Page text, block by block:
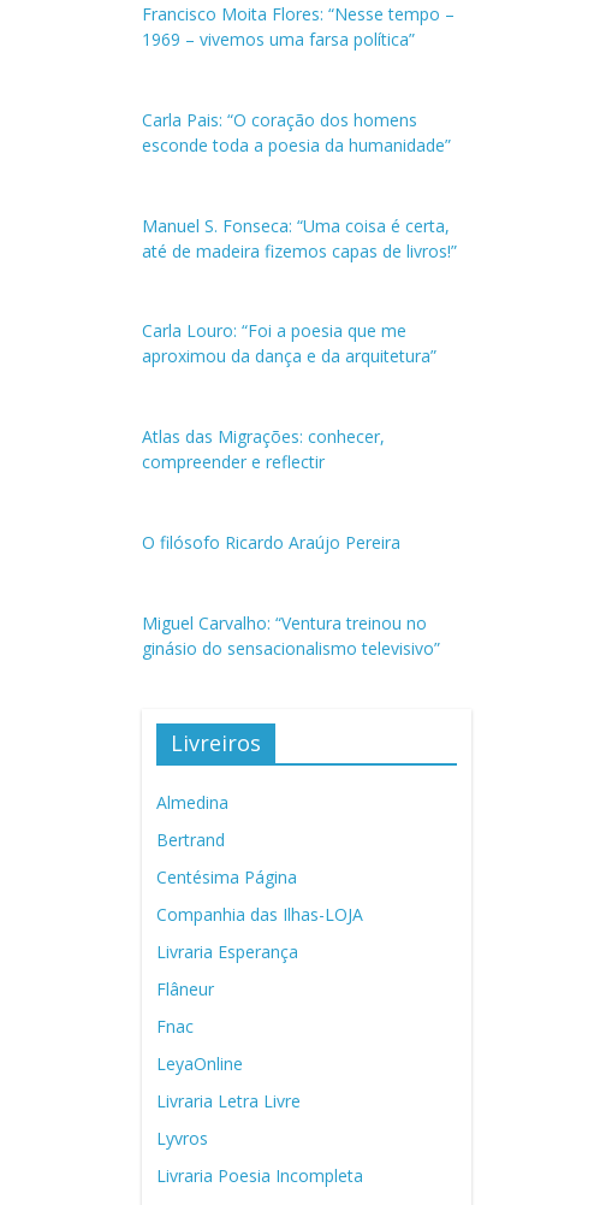
Francisco Moita Flores: “Nesse tempo –
1969 – vivemos uma farsa política”
Carla Pais: “O coração dos homens
esconde toda a poesia da humanidade”
Manuel S. Fonseca: “Uma coisa é certa,
até de madeira fizemos capas de livros!”
Carla Louro: “Foi a poesia que me
aproximou da dança e da arquitetura”
Atlas das Migrações: conhecer,
compreender e reflectir
O filósofo Ricardo Araújo Pereira
Miguel Carvalho: “Ventura treinou no
ginásio do sensacionalismo televisivo”
Livreiros
Almedina
Bertrand
Centésima Página
Companhia das Ilhas-LOJA
Livraria Esperança
Flâneur
Fnac
LeyaOnline
Livraria Letra Livre
Lyvros
Livraria Poesia Incompleta